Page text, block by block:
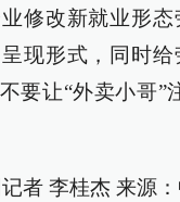
修改新就业形
现形式，同时给
要让“外卖小哥”
者 李桂杰 来源